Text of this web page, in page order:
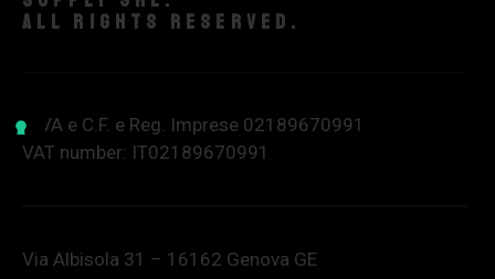
All rights reserved.
P.IVA e C.F. e Reg. Imprese 02189670991
VAT number: IT02189670991
Via Albisola 31 – 16162 Genova GE